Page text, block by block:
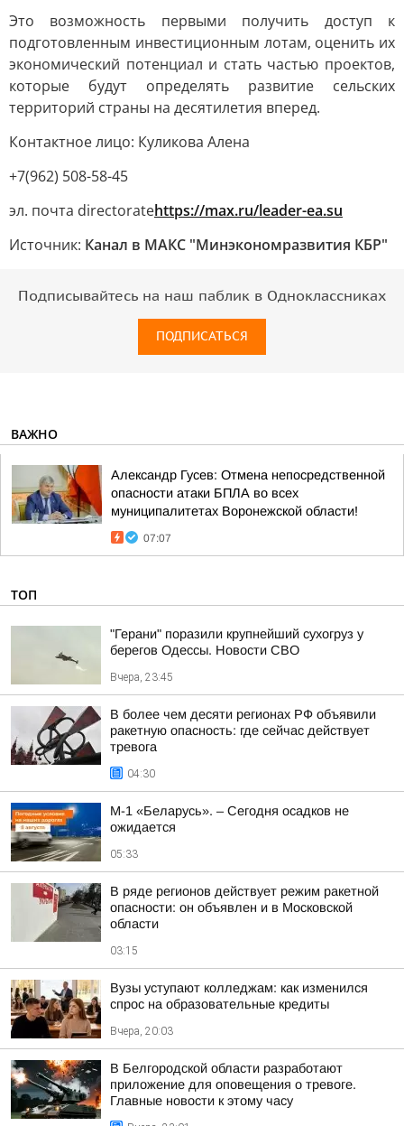
Это возможность первыми получить доступ к
подготовленным инвестиционным лотам, оценить их
экономический потенциал и стать частью проектов,
которые будут определять развитие сельских
территорий страны на десятилетия вперед.
Контактное лицо: Куликова Алена
+7(962) 508-58-45
эл. почта directoratehttps://max.ru/leader-ea.su
Источник: Канал в МАКС "Минэкономразвития КБР"
Подписывайтесь на наш паблик в Одноклассниках
ПОДПИСАТЬСЯ
ВАЖНО
Александр Гусев: Отмена непосредственной
опасности атаки БПЛА во всех
муниципалитетах Воронежской области!
07:07
ТОП
"Герани" поразили крупнейший сухогруз у
берегов Одессы. Новости СВО
Вчера, 23:45
В более чем десяти регионах РФ объявили
ракетную опасность: где сейчас действует
тревога
04:30
М-1 «Беларусь». – Сегодня осадков не
ожидается
05:33
В ряде регионов действует режим ракетной
опасности: он объявлен и в Московской
области
03:15
Вузы уступают колледжам: как изменился
спрос на образовательные кредиты
Вчера, 20:03
В Белгородской области разработают
приложение для оповещения о тревоге.
Главные новости к этому часу